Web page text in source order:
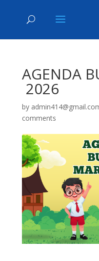
AGENDA
2026
by
comments